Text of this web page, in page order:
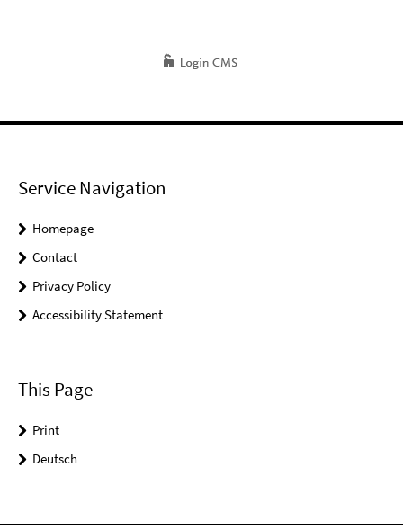
Service Navigation
Homepage
Contact
Privacy Policy
Accessibility Statement
This Page
Print
Deutsch